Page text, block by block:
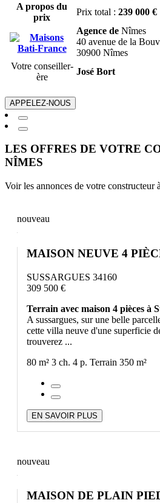
A propos du
prix
Prix total : 239 000 €
Agence de Nîmes
40 avenue de la
30900 Nîmes
Votre conseiller-
ère
José Bort
APPELEZ-NOUS
LES OFFRES DE VOTRE
NÎMES
Voir les annonces de votre constructeur à
nouveau
MAISON NEUVE 4
SUSSARGUES 34160
309 500 €
Terrain avec maison 4 pièces à
A sussargues, sur une belle
cette villa neuve d'une superficie
trouverez ...
80 m² 3 ch. 4 p. Terrain 350 m²
EN SAVOIR PLUS
nouveau
MAISON DE PLAIN